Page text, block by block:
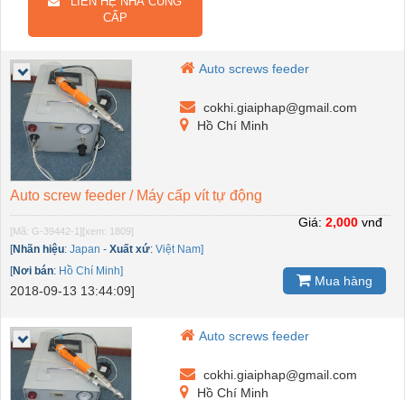
CẤP
Auto screws feeder
cokhi.giaiphap@gmail.com
Hồ Chí Minh
Auto screw feeder / Máy cấp vít tự động
[Mã: G-39442-1][xem: 1809]
[Nhãn hiệu: Japan - Xuất xứ: Việt Nam]
[Nơi bán: Hồ Chí Minh]
2018-09-13 13:44:09]
Giá: 2,000 vnđ
Mua hàng
Auto screws feeder
cokhi.giaiphap@gmail.com
Hồ Chí Minh